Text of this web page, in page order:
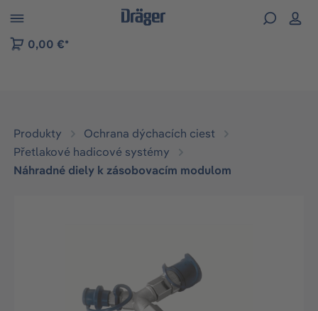
to B2B platform navigation
0,00 €*
Produkty
Ochrana dýchacích ciest
Přetlakové hadicové systémy
Náhradné diely k zásobovacím modulom